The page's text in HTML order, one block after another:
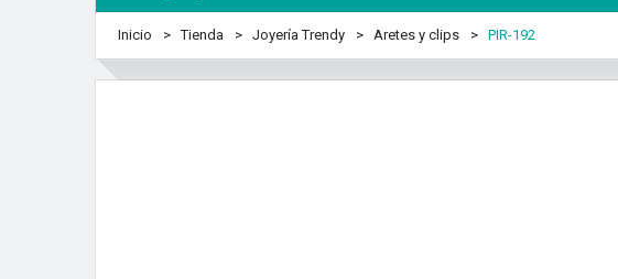
Inicio Tienda Joyería Trendy Aretes y clips PIR-192